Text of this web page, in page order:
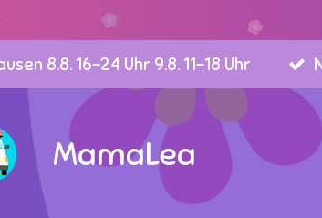
8.8. 16-24 Uhr 9.8. 11-18 Uhr
MamaLea